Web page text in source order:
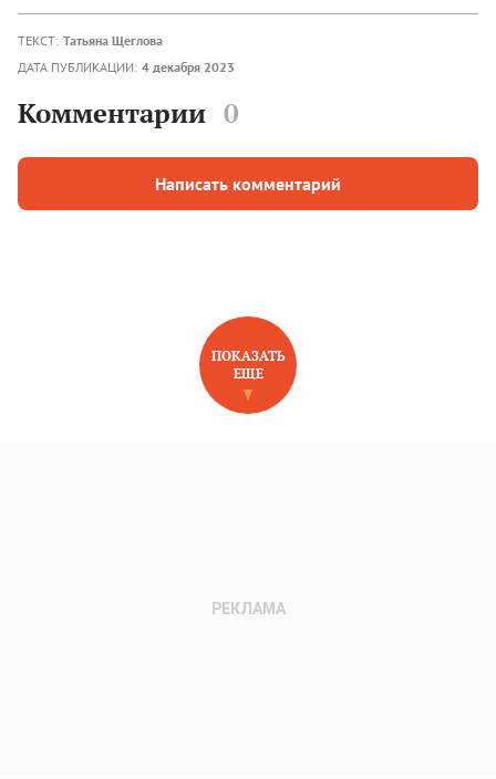
ТЕКСТ: Татьяна Щеглова
ДАТА ПУБЛИКАЦИИ: 4 декабря 2023
Комментарии 0
Написать комментарий
НОВОЕ НА САЙТЕ
ПОКАЗАТЬ
ЕЩЕ